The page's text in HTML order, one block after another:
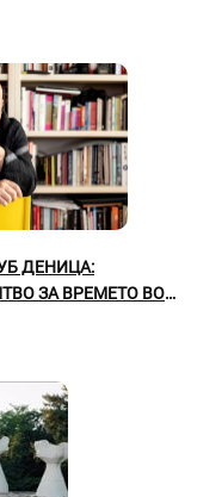
ДЕНИЦА:
ЗА ВРЕМЕТО ВО